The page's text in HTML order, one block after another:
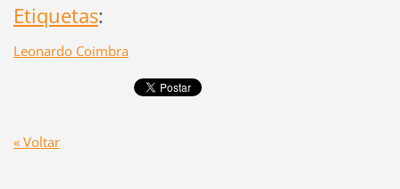
Etiquetas:
Leonardo Coimbra
« Voltar